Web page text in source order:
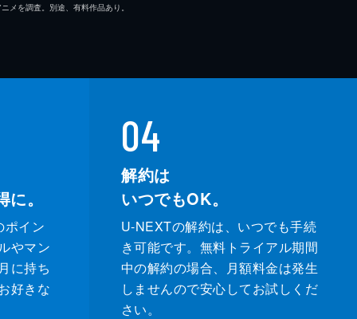
を調査。別途、有料作品あり。
。
ポイン
やマン
に持ち
好きな
04
解約は
いつでもOK。
U-NEXTの解約は、いつでも手続
き可能です。無料トライアル期間
中の解約の場合、月額料金は発生
しませんので安心してお試しくだ
さい。